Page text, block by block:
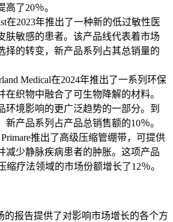
了20％。
在2023年推出了一种新的低过敏性医
肤敏感的患者。该产品线代表着市场
择的转变，新产品系列占其总销量的
Medical在2024年推出了一系列环保
在织物中融合了可生物降解的材料。
环境影响的更广泛趋势的一部分。到
新产品系列占产品总销售额的10％。
Primare推出了高级压缩管绷带，可提供
减少静脉疾病患者的肿胀。这项产品
缩疗法领域的市场份额增长了12％。
的报告提供了对影响市场增长的各个方